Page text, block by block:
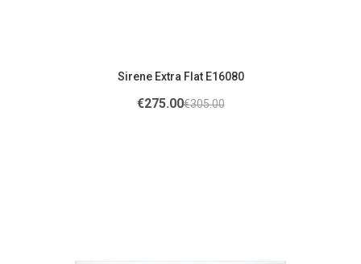
Sirene Extra Flat E16080
€305.00
€275.00